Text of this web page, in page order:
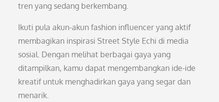
tren yang sedang berkembang.
Ikuti pula akun-akun fashion influencer yang aktif
membagikan inspirasi Street Style Echi di media
sosial. Dengan melihat berbagai gaya yang
ditampilkan, kamu dapat mengembangkan ide-ide
kreatif untuk menghadirkan gaya yang segar dan
menarik.